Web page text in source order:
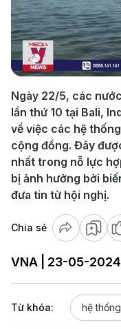
Ngày 22/5, các
lần thứ 10 tại Bali,
về việc các hệ
cộng đồng. Đây
nhất trong nỗ lực
bị ảnh hưởng bởi
đưa tin từ hội nghị.
Chia sẻ
VNA | 23-05-
Từ khóa: hệ